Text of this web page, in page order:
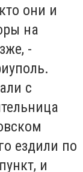
они и
на
-
с
ездили по
и